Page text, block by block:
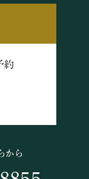
約
から